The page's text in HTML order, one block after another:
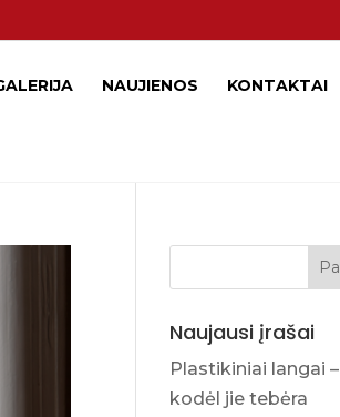
NAUJIENOS KONTAKTAI
Naujausi įrašai
Plastikiniai langai –
kodėl jie tebėra